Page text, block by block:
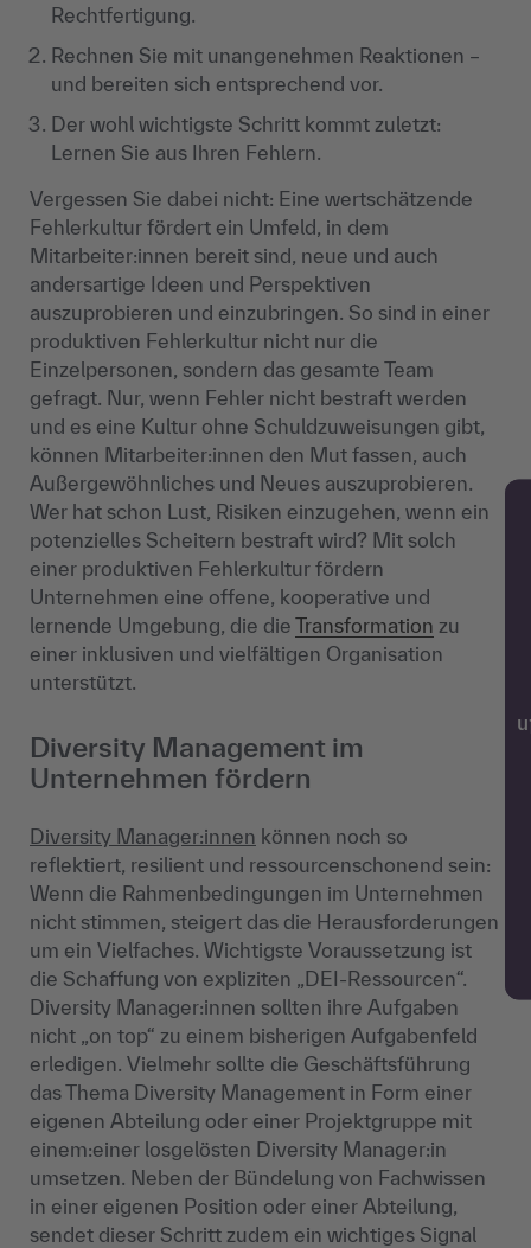
Rechtfertigung.
Rechnen Sie mit unangenehmen Reaktionen –
und bereiten sich entsprechend vor.
Der wohl wichtigste Schritt kommt zuletzt:
Lernen Sie aus Ihren Fehlern.
Vergessen Sie dabei nicht: Eine wertschätzende
Fehlerkultur fördert ein Umfeld, in dem
Mitarbeiter:innen bereit sind, neue und auch
andersartige Ideen und Perspektiven
auszuprobieren und einzubringen. So sind in einer
produktiven Fehlerkultur nicht nur die
Einzelpersonen, sondern das gesamte Team
gefragt. Nur, wenn Fehler nicht bestraft werden
und es eine Kultur ohne Schuldzuweisungen gibt,
können Mitarbeiter:innen den Mut fassen, auch
Außergewöhnliches und Neues auszuprobieren.
Wer hat schon Lust, Risiken einzugehen, wenn ein
potenzielles Scheitern bestraft wird? Mit solch
einer produktiven Fehlerkultur fördern
Unternehmen eine offene, kooperative und
lernende Umgebung, die die Transformation zu
einer inklusiven und vielfältigen Organisation
unterstützt.
Diversity Management im
Unternehmen fördern
Diversity Manager:innen können noch so
reflektiert, resilient und ressourcenschonend sein:
Wenn die Rahmenbedingungen im Unternehmen
nicht stimmen, steigert das die Herausforderungen
um ein Vielfaches. Wichtigste Voraussetzung ist
die Schaffung von expliziten „DEI-Ressourcen“.
Diversity Manager:innen sollten ihre Aufgaben
nicht „on top“ zu einem bisherigen Aufgabenfeld
erledigen. Vielmehr sollte die Geschäftsführung
das Thema Diversity Management in Form einer
eigenen Abteilung oder einer Projektgruppe mit
einem:einer losgelösten Diversity Manager:in
umsetzen. Neben der Bündelung von Fachwissen
in einer eigenen Position oder einer Abteilung,
sendet dieser Schritt zudem ein wichtiges Signal